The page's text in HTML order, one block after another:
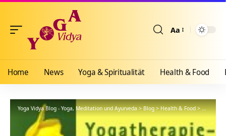
Aa
Home News Yoga & Spiritualität Health & Food
Yoga Vidya Blog - Yoga, Meditation und Ayurveda>Blog>Health & Food>